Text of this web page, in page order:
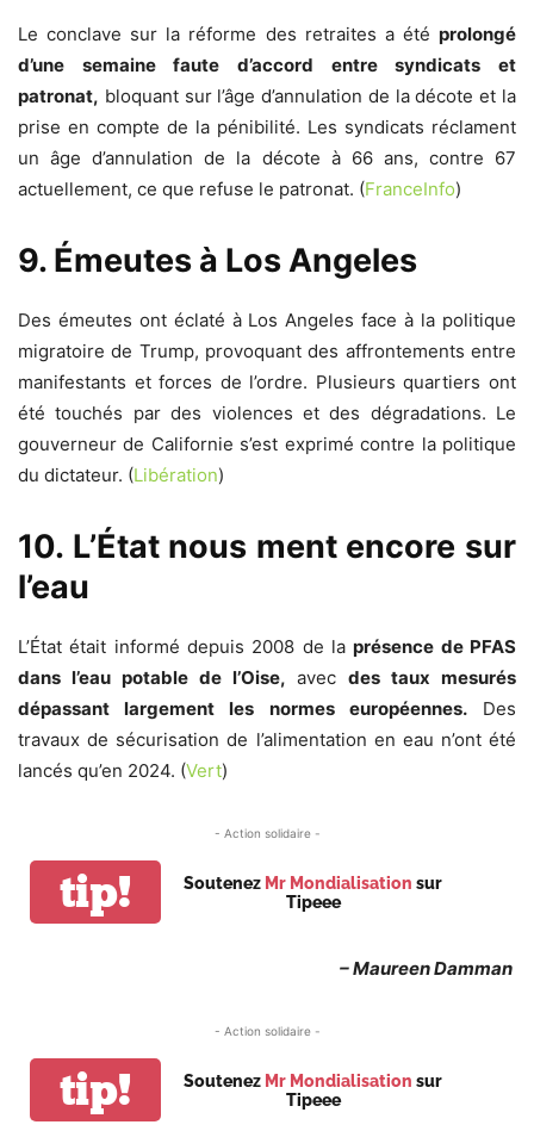
Le conclave sur la réforme des retraites a été prolongé
d’une semaine faute d’accord entre syndicats et
patronat, bloquant sur l’âge d’annulation de la décote et la
prise en compte de la pénibilité. Les syndicats réclament
un âge d’annulation de la décote à 66 ans, contre 67
actuellement, ce que refuse le patronat. (FranceInfo)
9. Émeutes à Los Angeles
Des émeutes ont éclaté à Los Angeles face à la politique
migratoire de Trump, provoquant des affrontements entre
manifestants et forces de l’ordre. Plusieurs quartiers ont
été touchés par des violences et des dégradations. Le
gouverneur de Californie s’est exprimé contre la politique
du dictateur. (Libération)
10. L’État nous ment encore sur
l’eau
L’État était informé depuis 2008 de laprésence de PFAS
dans l’eau potable de l’Oise, avecdes taux mesurés
dépassant largement les normes européennes.Des
travaux de sécurisation de l’alimentation en eau n’ont été
lancés qu’en 2024. (Vert)
- Action solidaire -
tip! Soutenez Mr Mondialisation sur
Tipeee
– Maureen Damman
- Action solidaire -
tip! Soutenez Mr Mondialisation sur
Tipeee